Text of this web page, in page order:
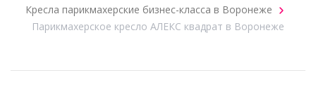
Кресла парикмахерские бизнес-класса в Воронеже
Парикмахерское кресло АЛЕКС квадрат в Воронеже